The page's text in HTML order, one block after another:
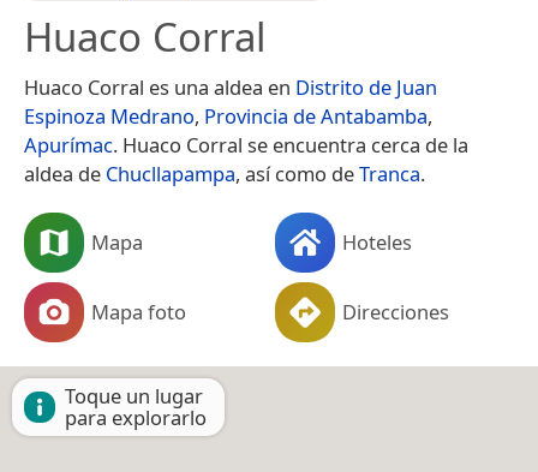
Huaco Corral
Huaco Corral es una aldea en Distrito de Juan
Espinoza Medrano, Provincia de Antabamba,
Apurímac. Huaco Corral se encuentra cerca de la
aldea de Chucllapampa, así como deTranca.
Mapa Hoteles
Mapa foto Direcciones
Toque un lugar
para explorarlo